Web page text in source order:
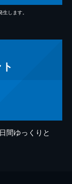
します。
間ゆっくりと